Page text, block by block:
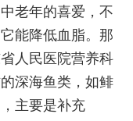
老年的喜爱，不
能降低血脂。那
人民医院营养科
深海鱼类，如鲱
主要是补充